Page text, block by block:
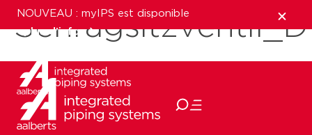
NOUVEAU : myIPS est disponible
plus d’infos
fermer